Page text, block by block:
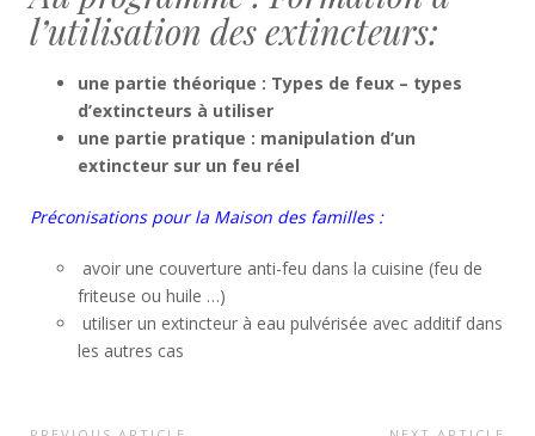
l’utilisation des extincteurs:
une partie théorique : Types de feux – types
d’extincteurs à utiliser
une partie pratique : manipulation d’un
extincteur sur un feu réel
Préconisations pour la Maison des familles :
avoir une couverture anti-feu dans la cuisine (feu de
friteuse ou huile …)
utiliser un extincteur à eau pulvérisée avec additif dans
les autres cas